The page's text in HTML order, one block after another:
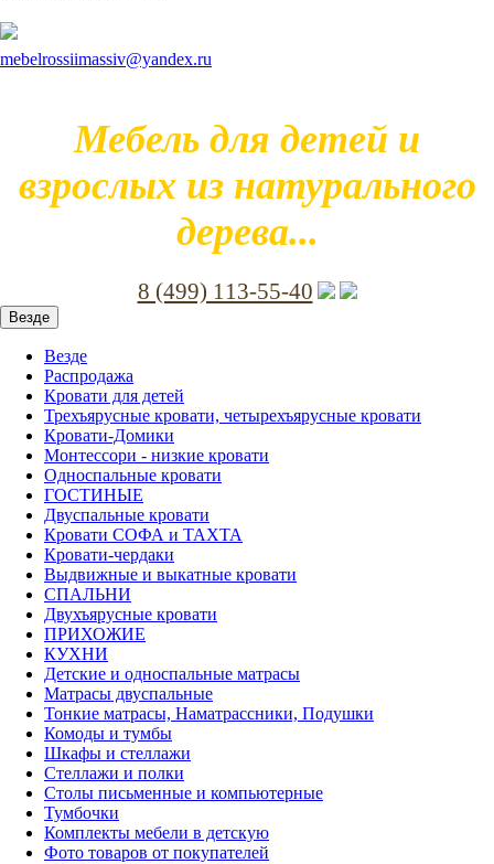
mebelrossiimassiv@yandex.ru
Мебель для детей и
взрослых из натурального
дерева...
8 (499) 113-55-40
Везде
Везде
Распродажа
Кровати для детей
Трехъярусные кровати, четырехъярусные кровати
Кровати-Домики
Монтессори - низкие кровати
Односпальные кровати
ГОСТИНЫЕ
Двуспальные кровати
Кровати СОФА и ТАХТА
Кровати-чердаки
Выдвижные и выкатные кровати
СПАЛЬНИ
Двухъярусные кровати
ПРИХОЖИЕ
КУХНИ
Детские и односпальные матрасы
Матрасы двуспальные
Тонкие матрасы, Наматрассники, Подушки
Комоды и тумбы
Шкафы и стеллажи
Стеллажи и полки
Столы письменные и компьютерные
Тумбочки
Комплекты мебели в детскую
Фото товаров от покупателей